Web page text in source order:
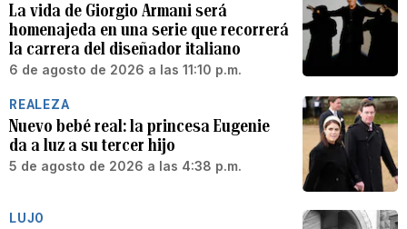
La vida de Giorgio Armani será
homenajeda en una serie que recorrerá
la carrera del diseñador italiano
6 de agosto de 2026 a las 11:10 p.m.
REALEZA
Nuevo bebé real: la princesa Eugenie
da a luz a su tercer hijo
5 de agosto de 2026 a las 4:38 p.m.
LUJO